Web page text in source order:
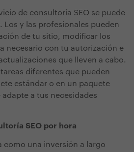
de consultoría SEO se puede
Los y las profesionales pueden
de tu sitio, modificar los
necesario con tu autorización e
que lleven a cabo.
diferentes que pueden
estándar o en un paquete
a tus necesidades
SEO por hora
como una inversión a largo